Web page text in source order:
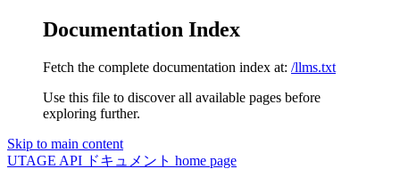
Documentation Index
Fetch the complete documentation index at: /llms.txt
Use this file to discover all available pages before
exploring further.
Skip to main content
UTAGE API ドキュメント home page